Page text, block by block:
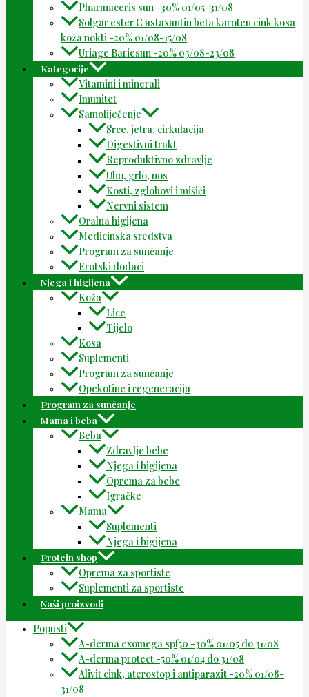
Pharmaceris sun -30% 01/05-31/08
Solgar ester C astaxantin beta karoten cink kosa
koža nokti -20% 01/08-15/08
Uriage Bariesun -20% 03/08-23/08
Kategorije
Vitamini i minerali
Imunitet
Samoliječenje
Srce, jetra, cirkulacija
Digestivni trakt
Reproduktivno zdravlje
Uho, grlo, nos
Kosti, zglobovi i mišići
Nervni sistem
Oralna higijena
Medicinska sredstva
Program za sunčanje
Erotski dodaci
Njega i higijena
Koža
Lice
Tijelo
Kosa
Suplementi
Program za sunčanje
Opekotine i regeneracija
Program za sunčanje
Mama i beba
Beba
Zdravlje bebe
Njega i higijena
Oprema za bebe
Igračke
Mama
Suplementi
Njega i higijena
Protein shop
Oprema za sportiste
Suplementi za sportiste
Naši proizvodi
Popusti
A-derma exomega spf50 -30% 01/05 do 31/08
A-derma protect -50% 01/04 do 31/08
Alivit cink, aterostop i antiparazit -20% 01/08-
31/08